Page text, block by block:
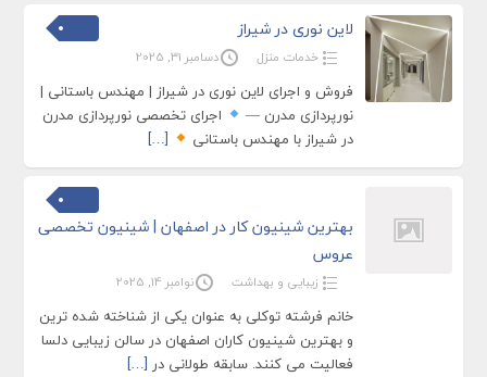
لاین نوری در شیراز
خدمات منزل دسامبر 31, 2025
فروش و اجرای لاین نوری در شیراز | مهندس باستانی |
نورپردازی مدرن —
اجرای تخصصی نورپردازی مدرن
در شیراز با مهندس باستانی
[…]
بهترین شینیون‌ کار در اصفهان | شینیون تخصصی
عروس
زیبایی و بهداشت نوامبر 14, 2025
خانم فرشته توکلی به‌ عنوان یکی از شناخته‌ شده‌ ترین
و بهترین شینیون‌ کاران اصفهان در سالن زیبایی دلسا
فعالیت می‌ کنند. سابقه طولانی در […]